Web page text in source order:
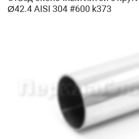
Ø42.4 AISI 304 #600 k373